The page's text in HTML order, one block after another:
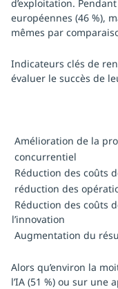
d’exploitation.
européennes (46 %),
mêmes par
Indicateurs clés de
évaluer le succès de
Amélioration de la
concurrentiel
Réduction des coûts
réduction des
Réduction des coûts
l’innovation
Augmentation du
Alors qu’environ la
l’IA (51 %) ou sur une